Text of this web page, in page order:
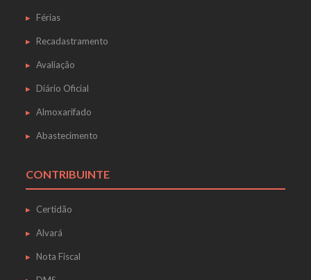
Férias
Recadastramento
Avaliação
Diário Oficial
Almoxarifado
Abastecimento
CONTRIBUINTE
Certidão
Alvará
Nota Fiscal